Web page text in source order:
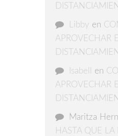
Libby en
APROVECHAR
Isabell en
APROVECHAR
Maritza
HASTA QUE LA